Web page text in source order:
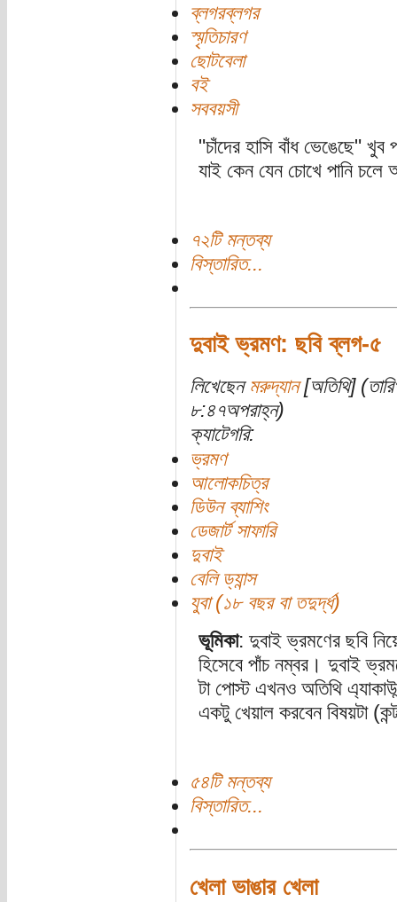
ব্লগরব্লগর
স্মৃতিচারণ
ছোটবেলা
বই
সববয়সী
"চাঁদের হাসি বাঁধ ভেঙেছে"
যাই কেন যেন চোখে পানি
৭২টি মন্তব্য
বিস্তারিত...
দুবাই ভ্রমণ: ছবি ব্লগ-৫
লিখেছেন মরুদ্যান[অতিথি]
৮:৪৭অপরাহ্ন)
ক্যাটেগরি:
ভ্রমণ
আলোকচিত্র
ডিউন ব্যাশিং
ডেজার্ট সাফারি
দুবাই
বেলি ড্যান্স
যুবা (১৮ বছর বা তদুর্দ্ধ)
ভূমিকা: দুবাই ভ্রমণের ছবি
হিসেবে পাঁচ নম্বর। দুবাই
টা পোস্ট এখনও অতিথি
একটু খেয়াল করবেন বিষয়টা
৫৪টি মন্তব্য
বিস্তারিত...
খেলা ভাঙার খেলা